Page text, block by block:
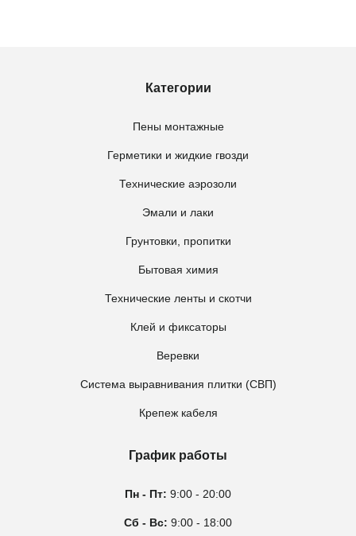
Категории
Пены монтажные
Герметики и жидкие гвозди
Технические аэрозоли
Эмали и лаки
Грунтовки, пропитки
Бытовая химия
Технические ленты и скотчи
Клей и фиксаторы
Веревки
Система выравнивания плитки (СВП)
Крепеж кабеля
График работы
Пн - Пт: 9:00 - 20:00
Сб - Вс: 9:00 - 18:00